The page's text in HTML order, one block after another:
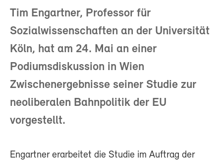
Tim Engartner, Professor für
Sozialwissenschaften an der Universität
Köln, hat am 24. Mai an einer
Podiumsdiskussion in Wien
Zwischenergebnisse seiner Studie zur
neoliberalen Bahnpolitik der EU
vorgestellt.
Engartner erarbeitet die Studie im Auftrag der